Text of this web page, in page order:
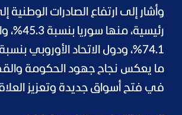
وأشار إلى ارتفاع الصادرات الوطنية
رئيسية،
ما يعكس نجاح جهود الحكومة
في فتح أسواق جديدة وتعزيز